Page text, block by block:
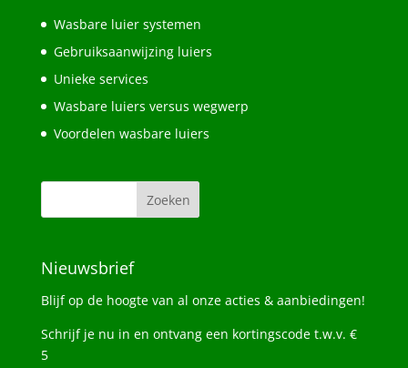
Wasbare luier systemen
Gebruiksaanwijzing luiers
Unieke services
Wasbare luiers versus wegwerp
Voordelen wasbare luiers
Nieuwsbrief
Blijf op de hoogte van al onze acties & aanbiedingen!
Schrijf je nu in en ontvang een kortingscode t.w.v. €
5